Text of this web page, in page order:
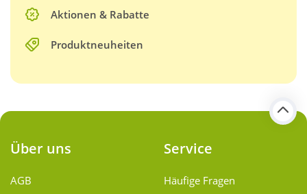
Aktionen & Rabatte
Produktneuheiten
Über uns
AGB
Service
Häufige Fragen